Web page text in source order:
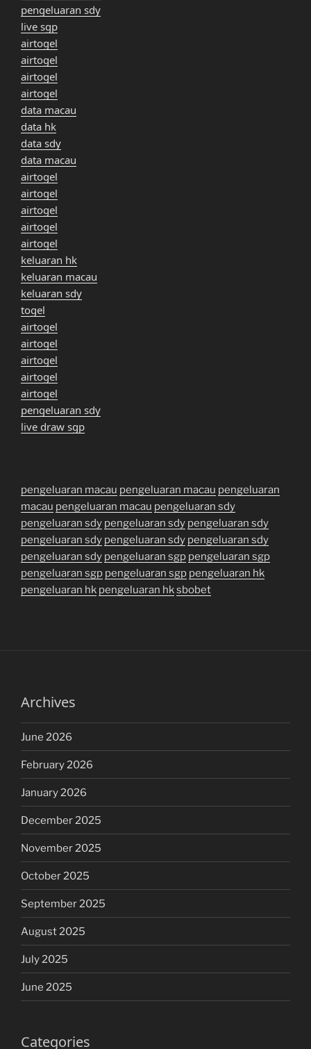
pengeluaran sdy
live sgp
airtogel
airtogel
airtogel
airtogel
data macau
data hk
data sdy
data macau
airtogel
airtogel
airtogel
airtogel
airtogel
keluaran hk
keluaran macau
keluaran sdy
togel
airtogel
airtogel
airtogel
airtogel
airtogel
pengeluaran sdy
live draw sgp
pengeluaran macau pengeluaran macau pengeluaran
macau pengeluaran macau pengeluaran sdy
pengeluaran sdy pengeluaran sdy pengeluaran sdy
pengeluaran sdy pengeluaran sdy pengeluaran sdy
pengeluaran sdy pengeluaran sgp pengeluaran sgp
pengeluaran sgp pengeluaran sgp pengeluaran hk
pengeluaran hk pengeluaran hksbobet
Archives
June 2026
February 2026
January 2026
December 2025
November 2025
October 2025
September 2025
August 2025
July 2025
June 2025
Categories